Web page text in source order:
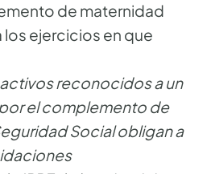
de maternidad
ejercicios en que
reconocidos a un
el complemento de
Social obligan a